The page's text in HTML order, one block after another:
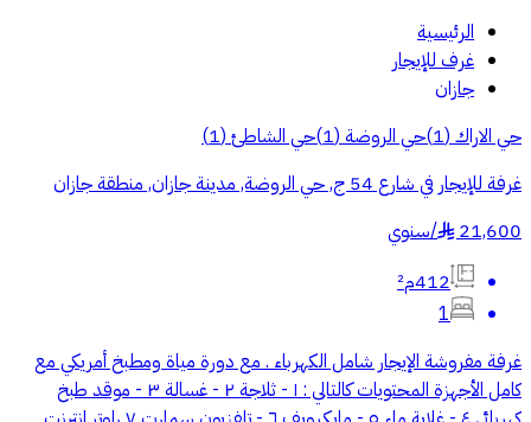
الرئيسية
غرف للإيجار
جازان
حي الاراك(
1
)حي الروضة(
1
)حي الشاطئ(
1
)
غرفة للإيجار في شارع 54 ج, حي الروضة, مدينة جازان, منطقة جازان
21,600
§
/سنوي
412م²
1
غرفة مفروشة الإيجار شامل الكهرباء . مع دورة مياة ومطبخ أمريكي مع
كامل الأجهزة المحتويات كالتالي : ١ - ثلاجة ٢ - غسالة ٣ - موقد طبخ